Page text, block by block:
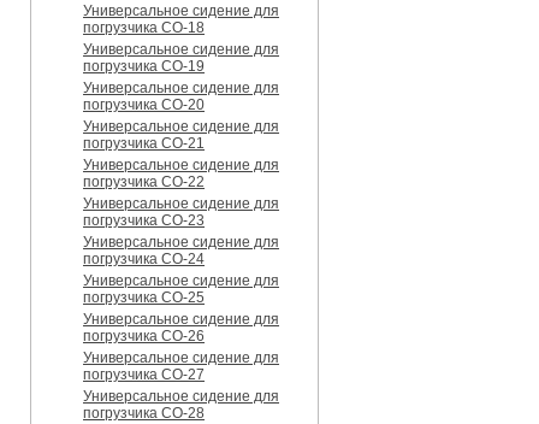
Универсальное сидение для
погрузчика CO-18
Универсальное сидение для
погрузчика CO-19
Универсальное сидение для
погрузчика CO-20
Универсальное сидение для
погрузчика CO-21
Универсальное сидение для
погрузчика CO-22
Универсальное сидение для
погрузчика CO-23
Универсальное сидение для
погрузчика CO-24
Универсальное сидение для
погрузчика CO-25
Универсальное сидение для
погрузчика CO-26
Универсальное сидение для
погрузчика CO-27
Универсальное сидение для
погрузчика CO-28